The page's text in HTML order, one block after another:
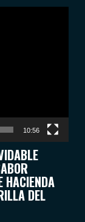
10:56
HACIENDA
DEL